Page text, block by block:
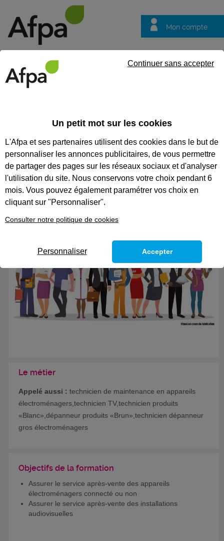
Mon compte
questions
CODES
TECHNICIEN D’APRÈS-VENTE
EN ÉLECTROMÉNAGER ET
AUDIOVISUEL
Formation certifiante
Le métier
Appelé aussi : technicien de maintenance en appareils
électroménagers,technicien TV,technicien produits
«Blanc»,dépanneur produits «Brun»,technicien dépanneur
gros électroménagers
Objectifs de la formation
Assurer le service après-vente des appareils
électroménagers connecté ou non
Assurer le service après-vente des installations
audiovisuelles
Un petit mot sur les cookies
L'Afpa et ses partenaires utilisent des cookies dans le but de
personnaliser les annonces publicitaires, de vous permettre
de partager des pages sur les réseaux sociaux et d'analyser
l'utilisation du site. Nous conservons votre choix pendant 6
mois. Vous pouvez également paramétrer vos choix en
cliquant sur "Personnaliser".
Consulter notre politique de cookies
Continuer sans accepter
Personnaliser Accepter